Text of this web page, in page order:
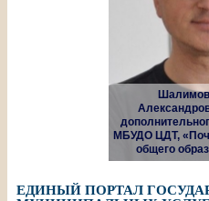
Шалимов
МБУДО ЦДТ,
общего
ЕДИНЫЙ ПОРТАЛ